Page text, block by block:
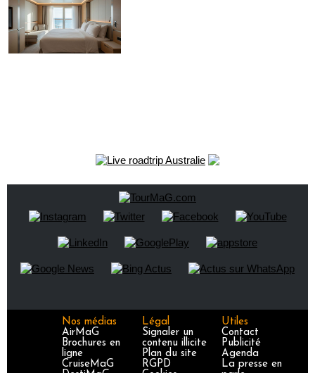
Nos médias
AirMaG
Brochures en
ligne
CruiseMaG
Légal
Signaler un
contenu illicite
Plan du site
RGPD
Utiles
Contact
Publicité
Agenda
La presse en